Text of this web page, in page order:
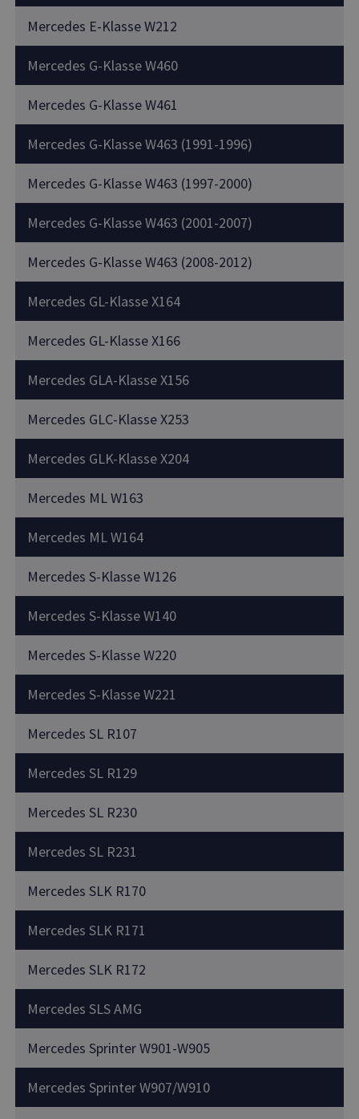
Mercedes E-Klasse W212
Mercedes G-Klasse W460
Mercedes G-Klasse W461
Mercedes G-Klasse W463 (1991-1996)
Mercedes G-Klasse W463 (1997-2000)
Mercedes G-Klasse W463 (2001-2007)
Mercedes G-Klasse W463 (2008-2012)
Mercedes GL-Klasse X164
Mercedes GL-Klasse X166
Mercedes GLA-Klasse X156
Mercedes GLC-Klasse X253
Mercedes GLK-Klasse X204
Mercedes ML W163
Mercedes ML W164
Mercedes S-Klasse W126
Mercedes S-Klasse W140
Mercedes S-Klasse W220
Mercedes S-Klasse W221
Mercedes SL R107
Mercedes SL R129
Mercedes SL R230
Mercedes SL R231
Mercedes SLK R170
Mercedes SLK R171
Mercedes SLK R172
Mercedes SLS AMG
Mercedes Sprinter W901-W905
Mercedes Sprinter W907/W910